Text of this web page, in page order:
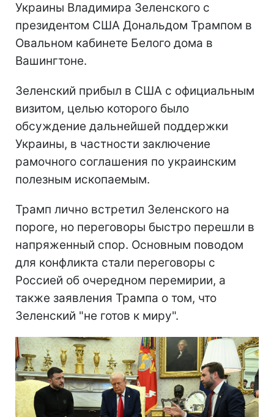
Украины Владимира Зеленского с
президентом США Дональдом Трампом в
Овальном кабинете Белого дома в
Вашингтоне.
Зеленский прибыл в США с официальным
визитом, целью которого было
обсуждение дальнейшей поддержки
Украины, в частности заключение
рамочного соглашения по украинским
полезным ископаемым.
Трамп лично встретил Зеленского на
пороге, но переговоры быстро перешли в
напряженный спор. Основным поводом
для конфликта стали переговоры с
Россией об очередном перемирии, а
также заявления Трампа о том, что
Зеленский "не готов к миру".